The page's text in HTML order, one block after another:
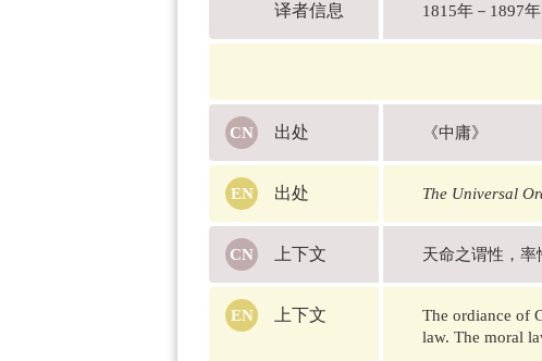
译者信息 1815年－1897
出处 《中庸》
出处 The Universal
上下文 天命之谓性，率
上下文
The ordiance of
law. The moral